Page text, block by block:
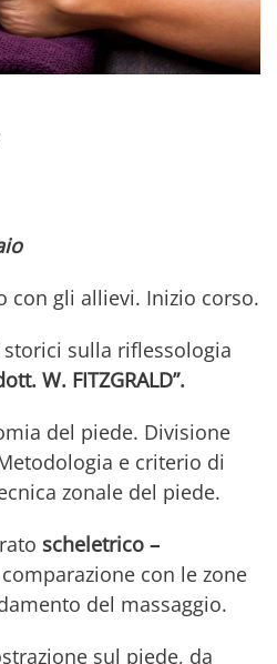
con gli allievi. Inizio corso.
sulla riflessologia
W. FITZGRALD”.
del piede. Divisione
e criterio di
zonale del piede.
scheletrico –
con le zone
del massaggio.
sul piede, da